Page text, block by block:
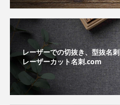
レーザーでの切抜き、型抜名刺
レーザーカット名刺.com